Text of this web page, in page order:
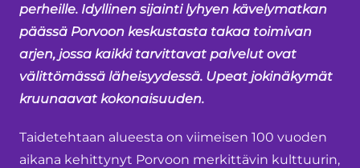
perheille. Idyllinen sijainti lyhyen kävelymatkan
päässä Porvoon keskustasta takaa toimivan
arjen, jossa kaikki tarvittavat palvelut ovat
välittömässä läheisyydessä. Upeat jokinäkymät
kruunaavat kokonaisuuden.
Taidetehtaan alueesta on viimeisen 100 vuoden
aikana kehittynyt Porvoon merkittävin kulttuurin,